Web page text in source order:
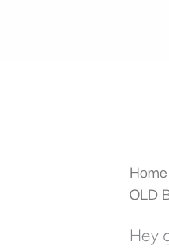
Home
OLD
Hey